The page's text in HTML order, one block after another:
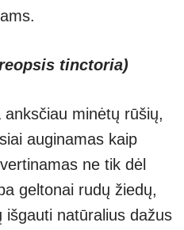
tinctoria)
minėtų rūšių,
auginamas kaip
ne tik dėl
geltonai rudų žiedų,
išgauti natūralius dažus